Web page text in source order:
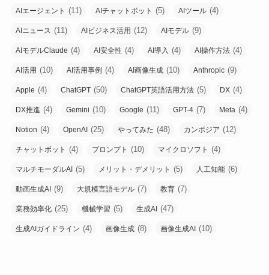
AIエージェント (11) AIチャットボット (5) AIツール (4)
AIニュース (11) AIビジネス活用 (12) AIモデル (9)
AIモデルClaude (4) AI安全性 (4) AI導入 (4) AI操作方法 (4)
AI活用 (10) AI活用事例 (4) AI画像生成 (10) Anthropic (9)
Apple (4) ChatGPT (50) ChatGPT英語活用方法 (5) DX (4)
DX推進 (4) Gemini (10) Google (11) GPT-4 (7) Meta (4)
Notion (4) OpenAI (25) やってみた (48) カンボジア (12)
チャットボット (4) プロンプト (10) マイクロソフト (4)
マルチモーダルAI (5) メリット・デメリット (5) 人工知能 (6)
動画生成AI (9) 大規模言語モデル (7) 教育 (7)
業務効率化 (25) 機械学習 (5) 生成AI (47)
生成AIガイドライン (4) 画像生成 (8) 画像生成AI (10)